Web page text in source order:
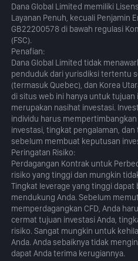
Dana Global Limited memiliki
Layanan Penuh, kecuali Penjamin
GB22200578 di bawah regulasi
(FSC).
Penafian:
Dana Global Limited tidak
penduduk dari yurisdiksi tertentu
(termasuk Quebec), dan Korea
di situs web ini hanya untuk
merupakan nasihat investasi.
individu harus
investasi, tingkat pengalaman,
sebelum membuat keputusan
Peringatan Risiko:
Perdagangan Kontrak untuk
risiko yang tinggi dan mungkin
Tingkat leverage yang tinggi dapat
mendukung Anda. Sebelum
memperdagangkan CFD, Anda
cermat tujuan investasi Anda,
risiko. Sangat mungkin untuk
Anda. Anda sebaiknya tidak
dapat Anda terima kerugiannya.